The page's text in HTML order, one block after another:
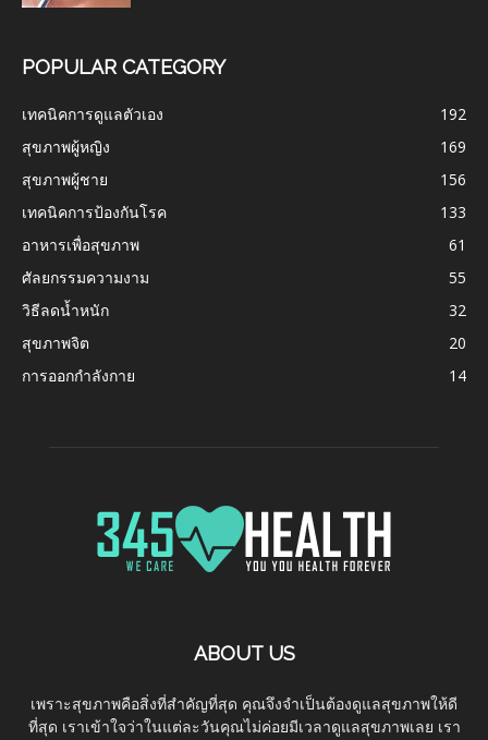
POPULAR CATEGORY
เทคนิคการดูแลตัวเอง
192
สุขภาพผู้หญิง
169
สุขภาพผู้ชาย
156
เทคนิคการป้องกันโรค
133
อาหารเพื่อสุขภาพ
61
ศัลยกรรมความงาม
55
วิธีลดน้ำหนัก
32
สุขภาพจิต
20
การออกกำลังกาย
14
ABOUT US
เพราะสุขภาพคือสิ่งที่สำคัญที่สุด คุณจึงจำเป็นต้องดูแลสุขภาพให้ดี
ที่สุด เราเข้าใจว่าในแต่ละวันคุณไม่ค่อยมีเวลาดูแลสุขภาพเลย เรา